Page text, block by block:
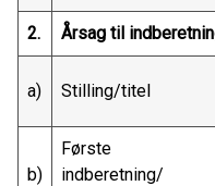
2. Årsag til
a) Stilling/titel
b)
Første
indberetning/